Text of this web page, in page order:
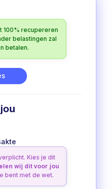
100% recupereren
belastingen zal
betalen.
Kies je dit
wij dit voor jou
bent met de wet.